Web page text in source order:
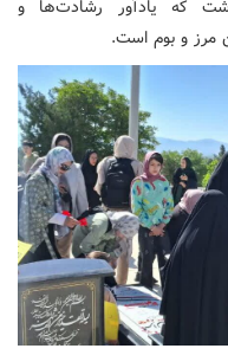
که یادآور رشادت‌ها و
مرز و بوم است.